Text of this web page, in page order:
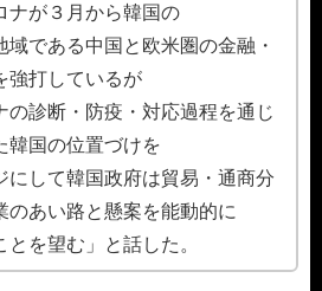
ナが３月から韓国の
域である中国と欧米圏の金融・
強打しているが
の診断・防疫・対応過程を通じ
韓国の位置づけを
にして韓国政府は貿易・通商分
のあい路と懸案を能動的に
とを望む」と話した。